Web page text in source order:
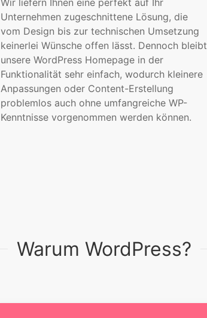
Wir liefern Ihnen eine perfekt auf Ihr
Unternehmen zugeschnittene Lösung, die
vom Design bis zur technischen Umsetzung
keinerlei Wünsche offen lässt. Dennoch bleibt
unsere WordPress Homepage in der
Funktionalität sehr einfach, wodurch kleinere
Anpassungen oder Content-Erstellung
problemlos auch ohne umfangreiche WP-
Kenntnisse vorgenommen werden können.
Warum WordPress?